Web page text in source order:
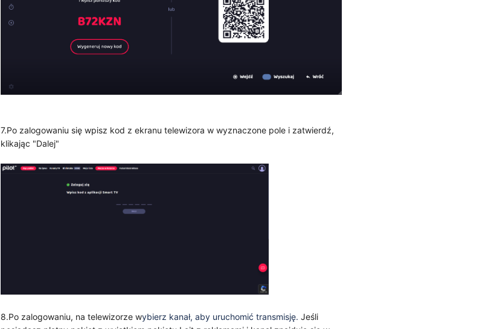
7.Po zalogowaniu się wpisz kod z ekranu telewizora w wyznaczone pole i zatwierdź,
klikając "Dalej"
8.Po zalogowaniu, na telewizorze wybierz kanał, aby uruchomić transmisję.Jeśli